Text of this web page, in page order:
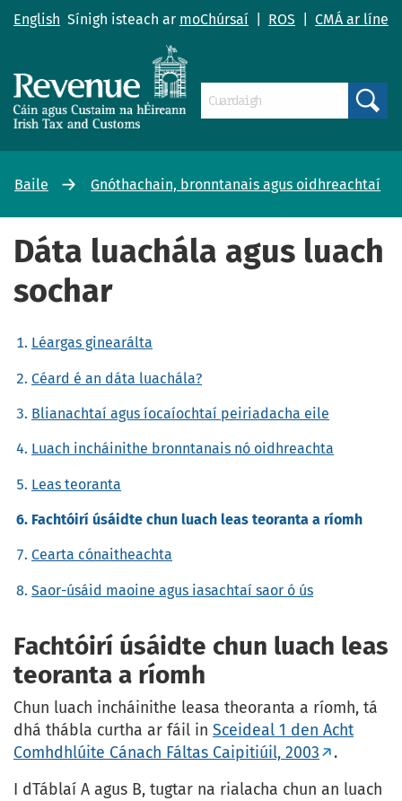
English Sínigh isteach ar moChúrsaí ROS CMÁ ar líne
Baile Gnóthachain, bronntanais agus oidhreachtaí
Dáta luachála agus luach
sochar
Léargas ginearálta
Céard é an dáta luachála?
Blianachtaí agus íocaíochtaí peiriadacha eile
Luach incháinithe bronntanais nó oidhreachta
Leas teoranta
Fachtóirí úsáidte chun luach leas teoranta a ríomh
Cearta cónaitheachta
Saor-úsáid maoine agus iasachtaí saor ó ús
Fachtóirí úsáidte chun luach leas
teoranta a ríomh
Chun luach incháinithe leasa theoranta a ríomh, tá
dhá thábla curtha ar fáil in Sceideal 1 den Acht
Comhdhlúite Cánach Fáltas Caipitiúil, 2003
.
I dTáblaí A agus B, tugtar na rialacha chun an luach